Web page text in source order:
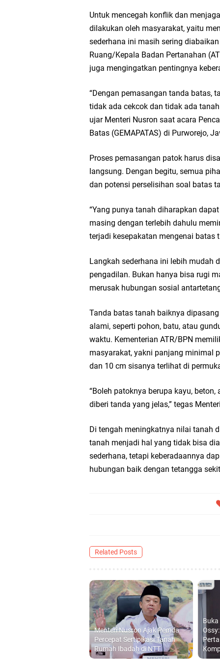
Kementerian ATR/
30 Tahun Kudatuli,
PDI Perjuangan NTB
Ikhwan Nawadi
ORADO NTB Gelar
Menteri Nusron Ajak
terhadap Bupati Lotim
Untuk mencegah konflik dan
dilakukan oleh masyarakat, yaitu
sederhana ini masih sering
Ruang/Kepala Badan Pertanahan
juga mengingatkan pentingnya
“Dengan pemasangan tanda batas,
tidak ada cekcok dan tidak ada
ujar Menteri Nusron saat acara
Batas (GEMAPATAS) di Purworejo,
Proses pemasangan patok harus
langsung. Dengan begitu, semua
dan potensi perselisihan soal batas
“Yang punya tanah diharapkan
masing dengan terlebih dahulu
terjadi kesepakatan mengenai batas
Langkah sederhana ini lebih mudah
pengadilan. Bukan hanya bisa rugi
merusak hubungan sosial
Tanda batas tanah baiknya
alami, seperti pohon, batu, atau
waktu. Kementerian ATR/BPN
masyarakat, yakni panjang minimal
dan 10 cm sisanya terlihat di
“Boleh patoknya berupa kayu,
diberi tanda yang jelas,” tegas
Di tengah meningkatnya nilai tanah
tanah menjadi hal yang tidak bisa
sederhana, tetapi keberadaannya
hubungan baik dengan tetangga
Related Posts
Menteri Nusron Ajak Pemda
Percepat Sertipikasi Tanah
Rumah Ibadah di NTT
Buka